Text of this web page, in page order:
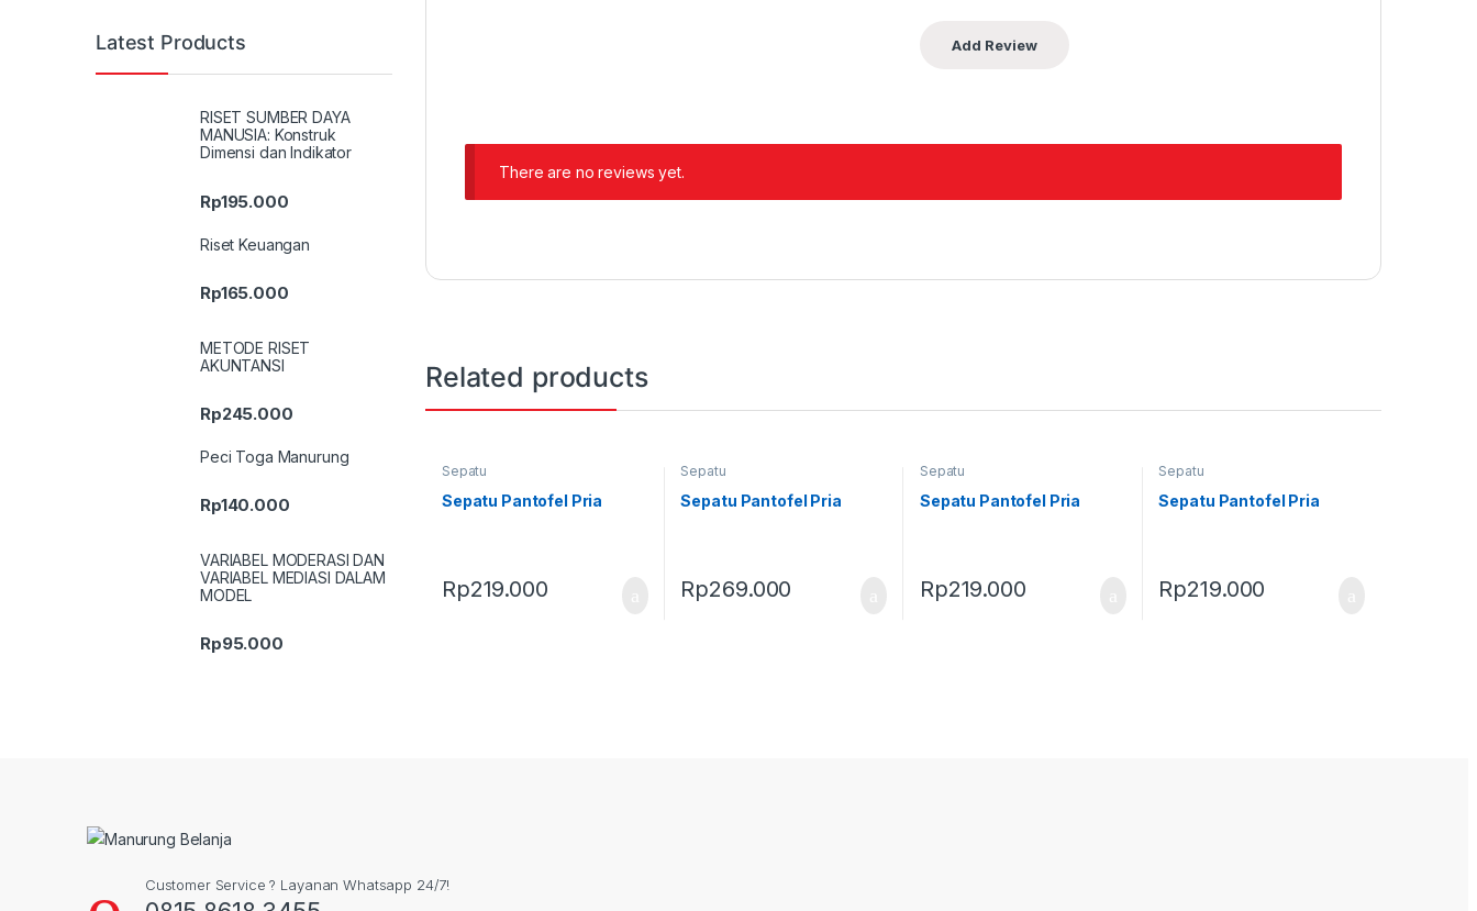
There are no reviews yet.
Related products
Sepatu
Sepatu Pantofel Pria
Rp219.000
Sepatu
Sepatu Pantofel Pria
Rp269.000
Sepatu
Sepatu Pantofel Pria
Rp219.000
Sepatu
Sepatu Pantofel Pria
Rp219.000
Latest Products
RISET SUMBER DAYA
MANUSIA: Konstruk
Dimensi dan Indikator
Rp195.000
Riset Keuangan
Rp165.000
METODE RISET
AKUNTANSI
Rp245.000
Peci Toga Manurung
Rp140.000
VARIABEL MODERASI DAN
VARIABEL MEDIASI DALAM
MODEL
Rp95.000
Customer Service ? Layanan Whatsapp 24/7!